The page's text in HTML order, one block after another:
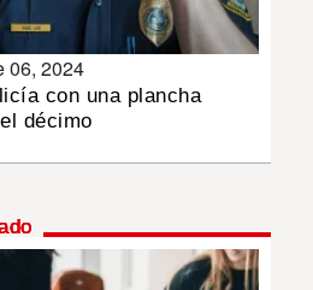
06, 2024
con una plancha
décimo